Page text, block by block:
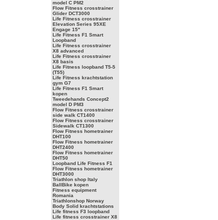
model C PM2
Flow Fitness crosstrainer
Glider DCT3000
Life Fitness crosstrainer
Elevation Series 95XE
Engage 15"
Life Fitness F1 Smart
Loopband
Life Fitness crosstrainer
X8 advanced
Life Fitness crosstrainer
X8 basis
Life Fitness loopband T5-5
(T55)
Life Fitness krachtstation
gym G7
Life Fitness F1 Smart
kopen
Tweedehands Concept2
model D PM3
Flow Fitness crosstrainer
side walk CT1400
Flow Fitness crosstrainer
Sidewalk CT1300
Flow Fitness hometrainer
DHT100
Flow Fitness hometrainer
DHT2400
Flow Fitness hometrainer
DHT50
Loopband Life Fitness F1
Flow Fitness hometrainer
DHT3000
Triathlon shop Italy
BallBike kopen
Fitness equipment
Romania
Triathlonshop Norway
Body Solid krachtstations
Life fitness F3 loopband
Life fitness crosstrainer X8